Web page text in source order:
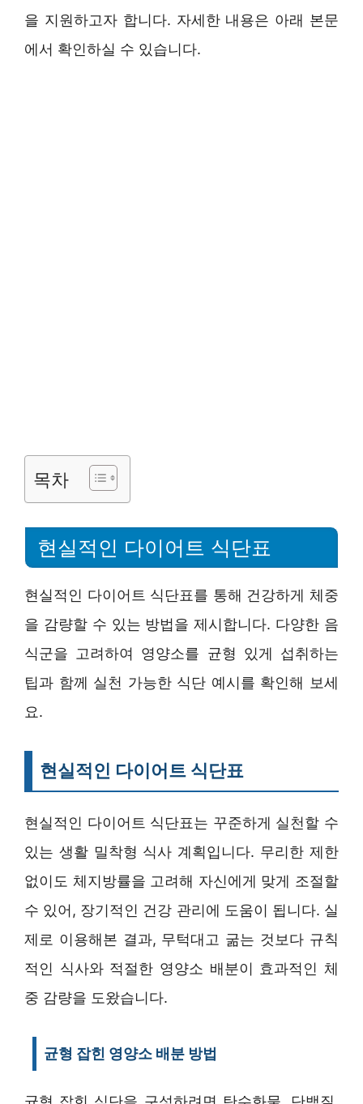
을 지원하고자 합니다. 자세한 내용은 아래 본문
에서 확인하실 수 있습니다.
목차
현실적인 다이어트 식단표
현실적인 다이어트 식단표를 통해 건강하게 체중
을 감량할 수 있는 방법을 제시합니다. 다양한 음
식군을 고려하여 영양소를 균형 있게 섭취하는
팁과 함께 실천 가능한 식단 예시를 확인해 보세
요.
현실적인 다이어트 식단표
현실적인 다이어트 식단표는 꾸준하게 실천할 수
있는 생활 밀착형 식사 계획입니다. 무리한 제한
없이도 체지방률을 고려해 자신에게 맞게 조절할
수 있어, 장기적인 건강 관리에 도움이 됩니다. 실
제로 이용해본 결과, 무턱대고 굶는 것보다 규칙
적인 식사와 적절한 영양소 배분이 효과적인 체
중 감량을 도왔습니다.
균형 잡힌 영양소 배분 방법